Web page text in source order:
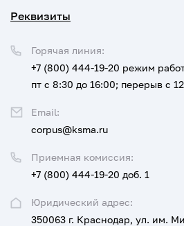
Реквизиты
Юридический адрес:
350063 г. Краснодар, ул. им.
Приемная комиссия:
+7 (800) 444-19-20 доб. 1
Горячая линия:
+7 (800) 444-19-20 режим
пт с 8:30 до 16:00; перерыв с
Email:
corpus@ksma.ru